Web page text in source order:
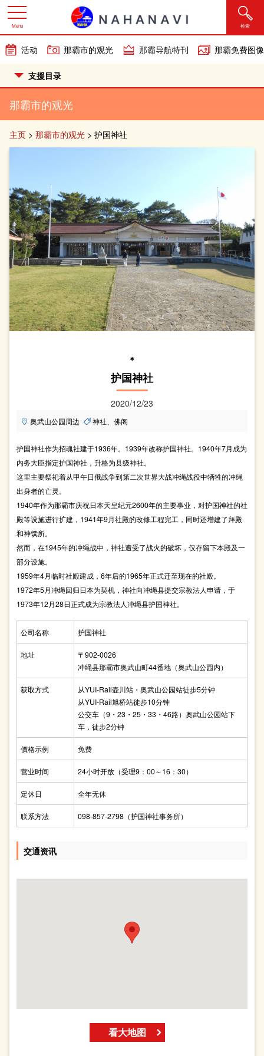
检索
活动 那霸市的观光 那霸导航特刊 那霸免费图
Menu
支援目录
那霸市的观光
主页 > 那霸市的观光 > 护国神社
＊
护国神社
2020/12/23
奥武山公园周边 神社、佛阁
护国神社作为招魂社建于1936年。1939年改称护国神社。1940年7月成为
内务大臣指定护国神社，升格为县级神社。
这里主要祭祀着从甲午日俄战争到第二次世界大战冲绳战役中牺牲的冲绳
出身者的亡灵。
1940年作为那霸市庆祝日本天皇纪元2600年的主要事业，对护国神社的社
殿等设施进行扩建，1941年9月社殿的改修工程完工，同时还增建了拜殿
和神馔所。
然而，在1945年的冲绳战中，神社遭受了战火的破坏，仅存留下本殿及一
部分设施。
1959年4月临时社殿建成，6年后的1965年正式迁至现在的社殿。
1972年5月冲绳回归日本为契机，神社向冲绳县提交宗教法人申请，于
1973年12月28日正式成为宗教法人冲绳县护国神社。
公司名称 护国神社
地址
〒902-0026
冲绳县那霸市奥武山町44番地（奥武山公园内）
获取方式
从YUI-Rail壶川站・奥武山公园站徒步5分钟
从YUI-Rail旭桥站徒步10分钟
公交车（9・23・25・33・46路）奥武山公园站下
车，徒步2分钟
價格示例 免费
营业时间 24小时开放（受理9：00～16：30）
定休日 全年无休
联系方法 098-857-2798（护国神社事务所）
交通资讯
看大地图